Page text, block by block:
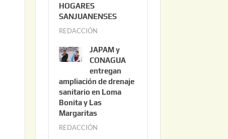
0
HOGARES
SANJUANENSES
REDACCIÓN
l
i
o
2
2
JAPAM y
CONAGUA
entregan
ampliación de drenaje
sanitario en Loma
Bonita y Las
Margaritas
REDACCIÓN